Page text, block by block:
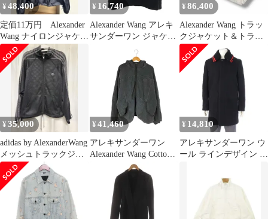
¥48,400
定価11万円 Alexander
Wang ナイロンジャケッ
ト 総柄
¥ 16,740
Alexander Wang アレキ
サンダーワン ジャケッ
¥ 86,400
Alexander Wang トラッ
クジャケット＆トラッ
クパンツ セットアップ
イージーパンツ アレキ
サンダーワン
UWC2252059/UWC2254
116 White Onyx 上XL/
下L （12925M）
¥35,000
adidas by AlexanderWang
メッシュトラックジャ
ケット
¥ 41,460
アレキサンダーワン
Alexander Wang Cotton
Oversize Zip-Up Hoodie
メンズ import：L
¥ 14,810
アレキサンダーワン ウ
ール ラインデザイン コ